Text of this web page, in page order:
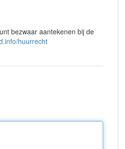
bezwaar aantekenen bij de
huurrecht